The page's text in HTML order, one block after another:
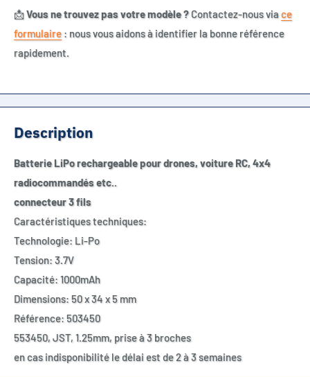
📩Vous ne trouvez pas votre modèle ?Contactez-nous viace
formulaire : nous vous aidons à identifier la bonne référence
rapidement.
Description
Batterie LiPo rechargeable pour drones, voiture RC, 4x4
radiocommandés etc..
connecteur 3 fils
Caractéristiques techniques:
Technologie: Li-Po
Tension: 3.7V
Capacité: 1000mAh
Dimensions: 50 x 34 x 5 mm
Référence: 503450
553450, JST, 1.25mm, prise à 3 broches
en cas indisponibilité le délai est de 2 à 3 semaines